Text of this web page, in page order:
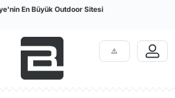
En Büyük Outdoor Sitesi